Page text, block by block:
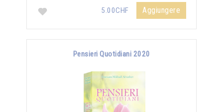
5.00CHF Aggiungere
Pensieri Quotidiani 2020